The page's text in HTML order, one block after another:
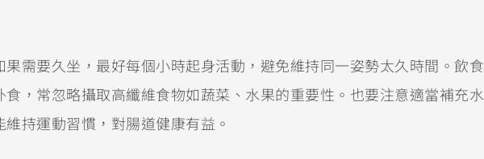
果需要久坐，最好每個小時起身活動，避免維持同一姿勢太久時間。飲
食，常忽略攝取高纖維食物如蔬菜、水果的重要性。也要注意適當補充
持運動習慣，對腸道健康有益。